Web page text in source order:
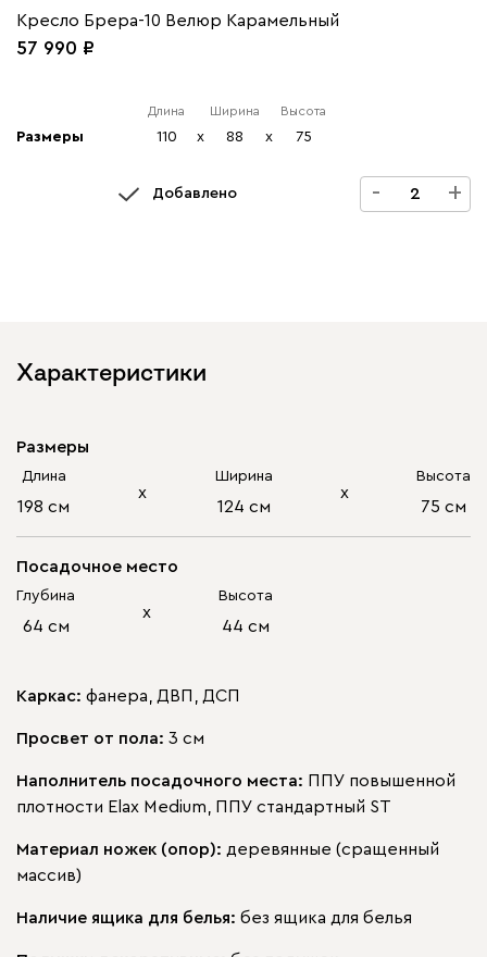
Кресло Брера-10 Велюр Карамельный
57 990
Размеры
Длина
110 x
Ширина
88 x
Высота
75
Добавлено - +
Характеристики
Размеры
Длина
198 см
х
Ширина
124 см
х
Высота
75 см
Посадочное место
Глубина
64 см
х
Высота
44 см
Каркас: фанера, ДВП, ДСП
Просвет от пола: 3 см
Наполнитель посадочного места: ППУ повышенной
плотности Elax Medium, ППУ стандартный ST
Материал ножек (опор): деревянные (сращенный
массив)
Наличие ящика для белья: без ящика для белья